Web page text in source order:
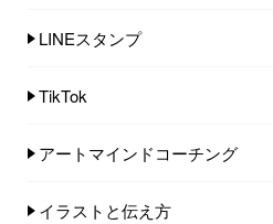
LINEスタンプ
TikTok
アートマインドコーチング
イラストと伝え方